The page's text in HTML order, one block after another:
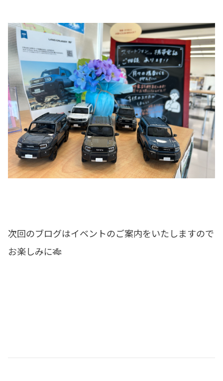
次回のブログはイベントのご案内をいたしますので
お楽しみに🎋